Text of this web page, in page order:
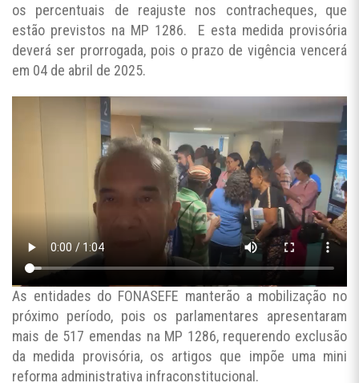
os percentuais de reajuste nos contracheques, que
estão previstos na MP 1286. E esta medida provisória
deverá ser prorrogada, pois o prazo de vigência vencerá
em 04 de abril de 2025.
As entidades do FONASEFE manterão a mobilização no
próximo período, pois os parlamentares apresentaram
mais de 517 emendas na MP 1286, requerendo exclusão
da medida provisória, os artigos que impõe uma mini
reforma administrativa infraconstitucional.